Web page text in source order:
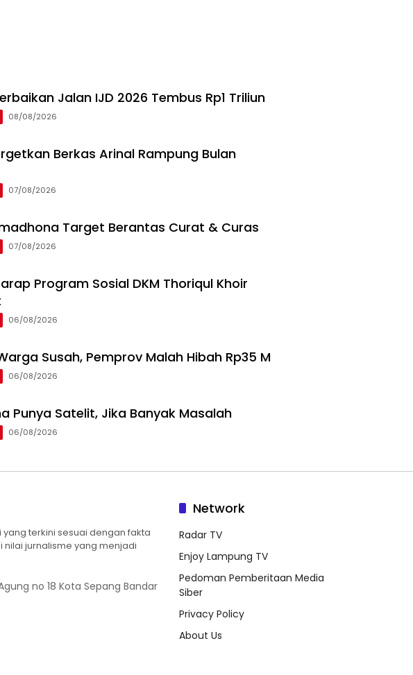
Jalan IJD 2026 Tembus Rp1 Triliun
08/08/2026
Berkas Arinal Rampung Bulan
07/08/2026
Target Berantas Curat & Curas
07/08/2026
Program Sosial DKM Thoriqul Khoir
06/08/2026
Susah, Pemprov Malah Hibah Rp35 M
06/08/2026
Punya Satelit, Jika Banyak Masalah
06/08/2026
terkini sesuai dengan fakta
nilai jurnalisme yang menjadi
no 18 Kota Sepang Bandar
Network
Radar TV
Enjoy Lampung TV
Pedoman Pemberitaan Media
Siber
Privacy Policy
About Us